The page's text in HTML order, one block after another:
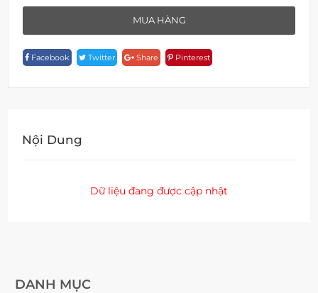
DANH MỤC
A
19663
MUA HÀNG
Facebook Twitter Share Pinterest
Nội Dung
Dữ liệu đang được cập nhật